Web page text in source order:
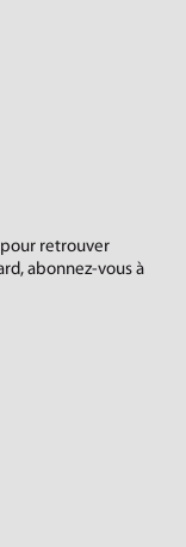
retrouver
abonnez-vous à
Agglomération
Montbéliard
MontbéliardPays de